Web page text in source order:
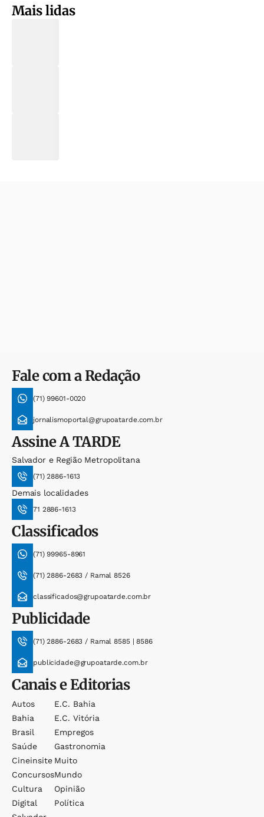
Mais lidas
Fale com a Redação
(71) 99601-0020
jornalismoportal@grupoatarde.com.br
AssineA TARDE
Salvador e Região Metropolitana
(71) 2886-1613
Demais localidades
71 2886-1613
Classificados
(71) 99965-8961
(71) 2886-2683 / Ramal 8526
classificados@grupoatarde.com.br
Publicidade
(71) 2886-2683 / Ramal 8585 | 8586
publicidade@grupoatarde.com.br
Canais e Editorias
Autos
Bahia
Brasil
Saúde
Cineinsite
Concursos
Cultura
Digital
E.c. Bahia
E.c. Vitória
Empregos
Gastronomia
Muito
Mundo
Opinião
Política